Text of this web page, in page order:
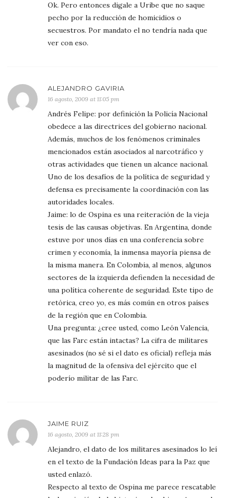
Ok. Pero entonces digale a Uribe que no saque
pecho por la reducción de homicidios o
secuestros. Por mandato el no tendría nada que
ver con eso.
ALEJANDRO GAVIRIA
16 agosto, 2009 at 11:05 pm
Andrés Felipe: por definición la Policía Nacional
obedece a las directrices del gobierno nacional.
Además, muchos de los fenómenos criminales
mencionados están asociados al narcotráfico y
otras actividades que tienen un alcance nacional.
Uno de los desafíos de la política de seguridad y
defensa es precisamente la coordinación con las
autoridades locales.
Jaime: lo de Ospina es una reiteración de la vieja
tesis de las causas objetivas. En Argentina, donde
estuve por unos días en una conferencia sobre
crimen y economía, la inmensa mayoría piensa de
la misma manera. En Colombia, al menos, algunos
sectores de la izquierda defienden la necesidad de
una política coherente de seguridad. Este tipo de
retórica, creo yo, es más común en otros países
de la región que en Colombia.
Una pregunta: ¿cree usted, como León Valencia,
que las Farc están intactas? La cifra de militares
asesinados (no sé si el dato es oficial) refleja más
la magnitud de la ofensiva del ejército que el
poderío militar de las Farc.
JAIME RUIZ
16 agosto, 2009 at 11:28 pm
Alejandro, el dato de los militares asesinados lo leí
en el texto de la Fundación Ideas para la Paz que
usted enlazó.
Respecto al texto de Ospina me parece rescatable